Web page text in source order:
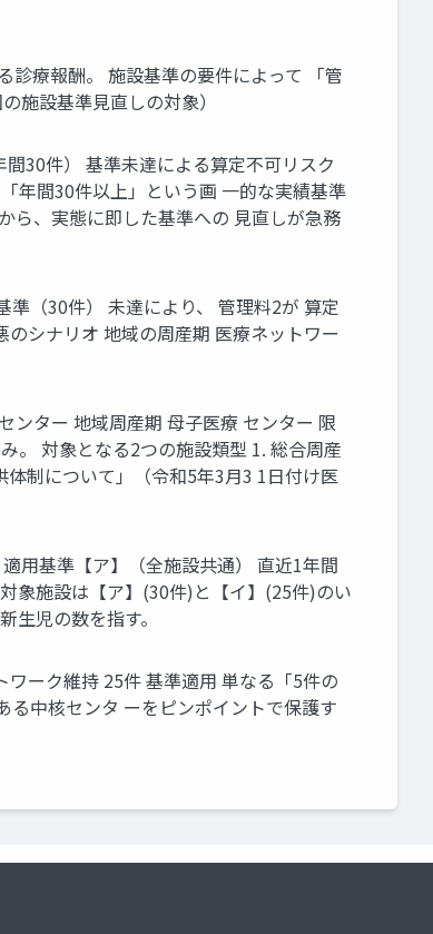
診療報酬。 施設基準の要件によって 「管
施設基準見直しの対象）
30件） 基準未達による算定不可リスク
年間30件以上」という画 一的な実績基準
ら、実態に即した基準への 見直しが急務
（30件） 未達により、 管理料2が 算定
シナリオ 地域の周産期 医療ネットワー
ンター 地域周産期 母子医療 センター 限
。 対象となる2つの施設類型 1. 総合周産
制について」（令和5年3月3 1日付け医
用基準【ア】（全施設共通） 直近1年間
象施設は【ア】(30件)と【イ】(25件)のい
児の数を指す。
ーク維持 25件 基準適用 単なる「5件の
中核センタ ーをピンポイントで保護す